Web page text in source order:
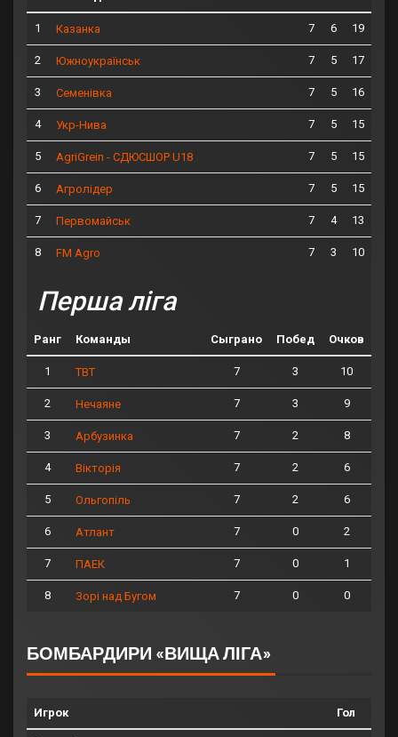
1 Казанка 7 6 19
2 Южноукраїнськ 7 5 17
3 Семенівка 7 5 16
4 Укр-Нива 7 5 15
5 AgriGrein - СДЮСШОР U18 7 5 15
6 Агролідер 7 5 15
7 Первомайськ 7 4 13
8 FM Agro 7 3 10
Перша ліга
Ранг Команды Сыграно Побед Очков
1 ТВТ 7 3 10
2 Нечаяне 7 3 9
3 Арбузинка 7 2 8
4 Вікторія 7 2 6
5 Ольгопіль 7 2 6
6 Атлант 7 0 2
7 ПАЕК 7 0 1
8 Зорі над Бугом 7 0 0
БОМБАРДИРИ «ВИЩА ЛІГА»
Игрок Гол